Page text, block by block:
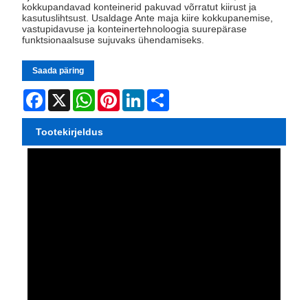
kokkupandavad konteinerid pakuvad võrratut kiirust ja
kasutuslihtsust. Usaldage Ante maja kiire kokkupanemise,
vastupidavuse ja konteinertehnoloogia suurepärase
funktsionaalsuse sujuvaks ühendamiseks.
Saada päring
Facebook
X WhatsAppPinterestLinkedIn
Tootekirjeldus